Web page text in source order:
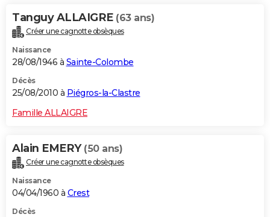
Tanguy ALLAIGRE (63 ans)
Créer une cagnotte obsèques
Naissance
28/08/1946 à Sainte-Colombe
Décès
25/08/2010 à Piégros-la-Clastre
Famille ALLAIGRE
Alain EMERY (50 ans)
Créer une cagnotte obsèques
Naissance
04/04/1960 à Crest
Décès